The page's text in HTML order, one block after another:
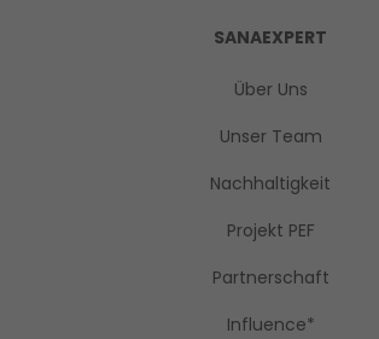
SANAEXPERT
Über Uns
Unser Team
Nachhaltigkeit
Projekt PEF
Partnerschaft
Influence*